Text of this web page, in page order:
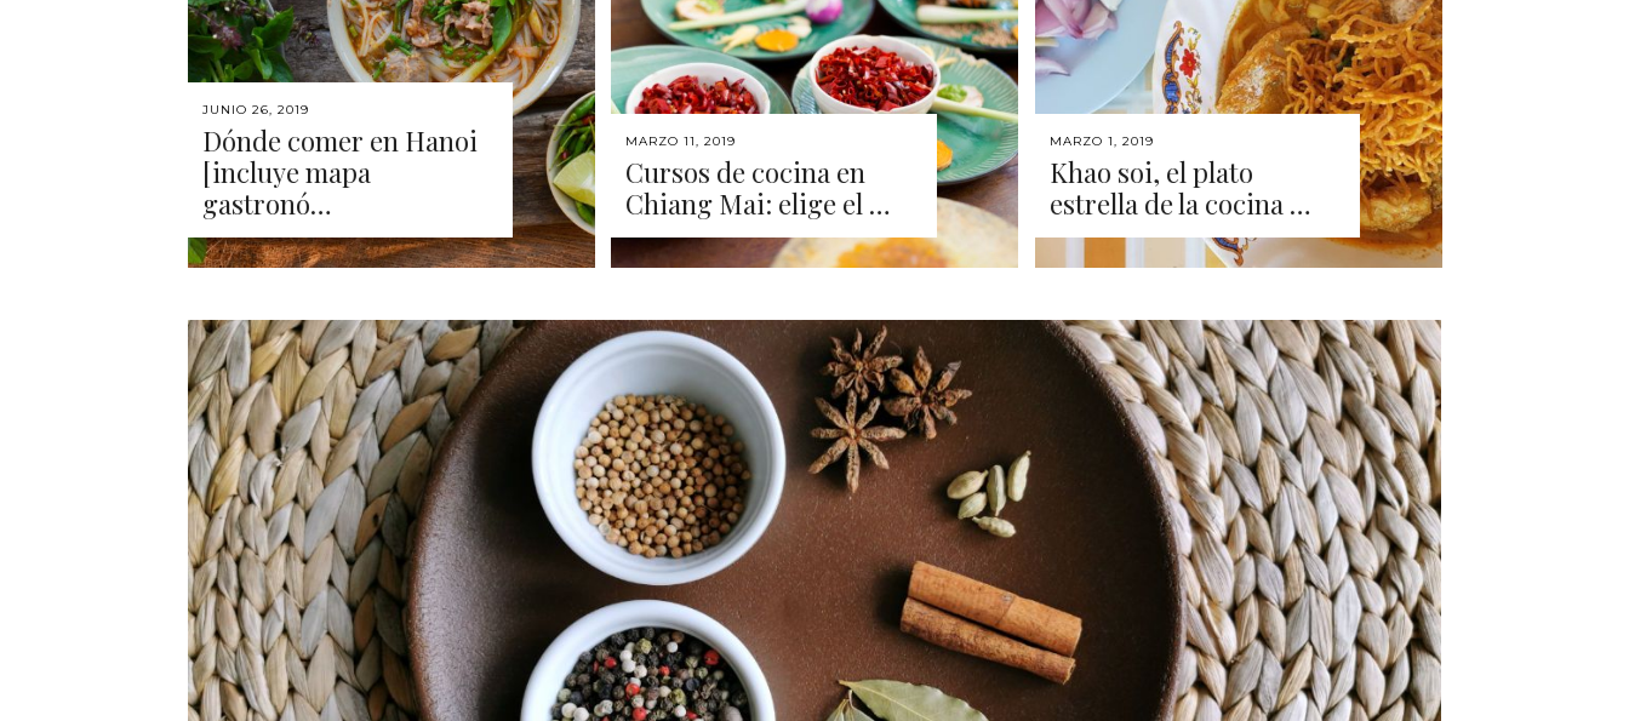
JUNIO 26, 2019
Dónde comer en Hanoi
[incluye mapa
gastronó…
MARZO 11, 2019
Cursos de cocina en
Chiang Mai: elige el …
MARZO 1, 2019
Khao soi, el plato
estrella de la cocina …